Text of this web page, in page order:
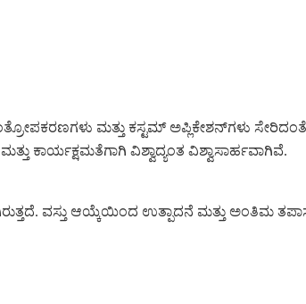
ಮತ್ತು ಕಸ್ಟಮ್ ಅಪ್ಲಿಕೇಶನ್‌ಗಳು
ಕಾರ್ಯಕ್ಷಮತೆಗಾಗಿ ವಿಶ್ವಾದ್ಯಂತ ವಿಶ್ವಾಸಾರ್ಹವಾಗಿವೆ.
ವಸ್ತು ಆಯ್ಕೆಯಿಂದ ಉತ್ಪಾದನೆ ಮತ್ತು ಅಂತಿಮ